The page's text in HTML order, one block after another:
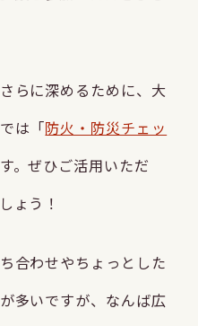
らに深めるために、大
は「防火・防災チェッ
。ぜひご活用いただ
ょう！
合わせやちょっとした
多いですが、なんば広